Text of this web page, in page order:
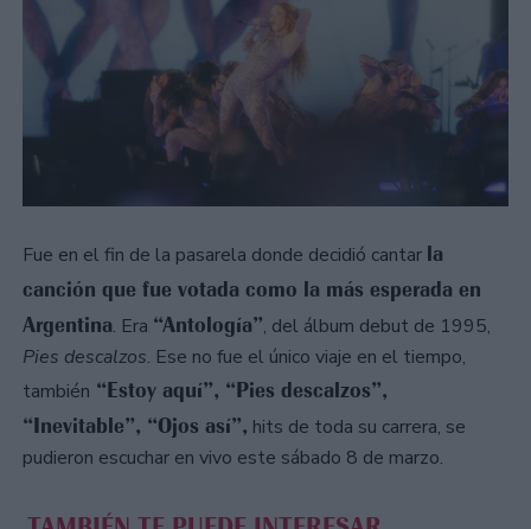
Fue en el fin de la pasarela donde decidió cantar la
canción que fue votada como la más esperada en
Argentina. Era “Antología”, del álbum debut de 1995,
Pies descalzos. Ese no fue el único viaje en el tiempo,
también “Estoy aquí”, “Pies descalzos”,
“Inevitable”, “Ojos así”, hits de toda su carrera, se
pudieron escuchar en vivo este sábado 8 de marzo.